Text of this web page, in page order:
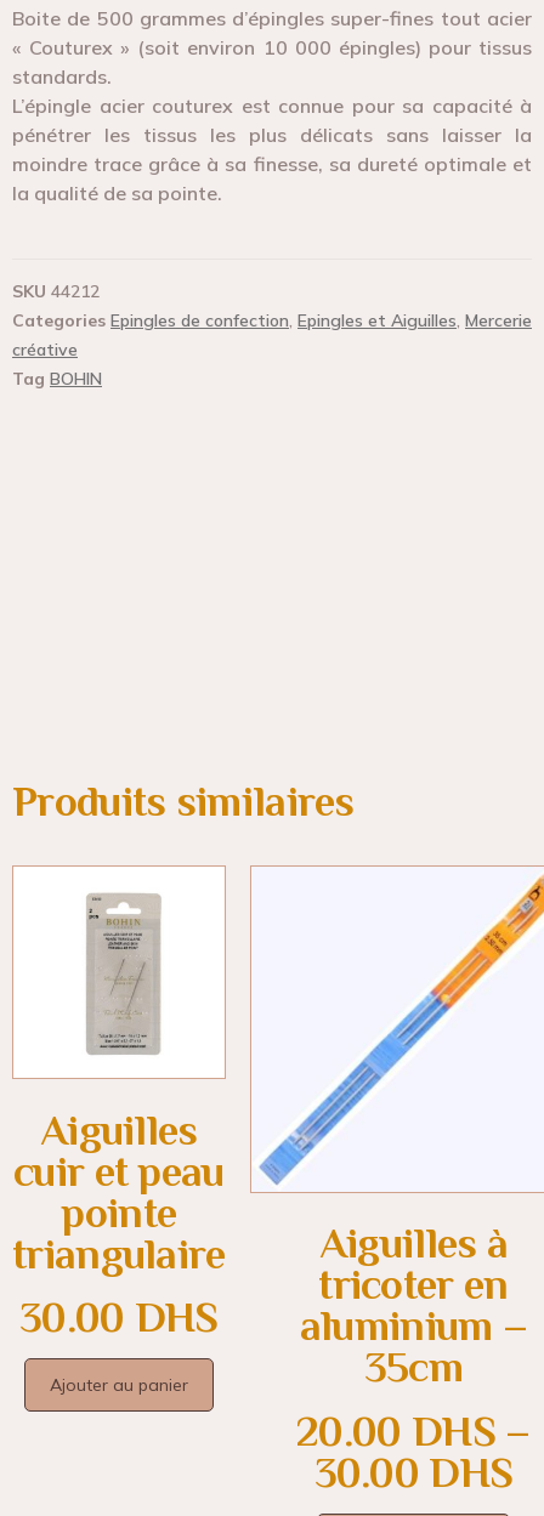
Boite de 500 grammes d’épingles super-fines tout acier
« Couturex » (soit environ 10 000 épingles) pour tissus
standards.
L’épingle acier couturex est connue pour sa capacité à
pénétrer les tissus les plus délicats sans laisser la
moindre trace grâce à sa finesse, sa dureté optimale et
la qualité de sa pointe.
SKU 44212
Categories Epingles de confection, Epingles et Aiguilles, Mercerie
créative
Tag BOHIN
Produits similaires
Aiguilles
cuir et peau
pointe
triangulaire
30.00 DHS
Ajouter au panier
Aiguilles à
tricoter en
aluminium –
35cm
20.00 DHS–
30.00 DHS